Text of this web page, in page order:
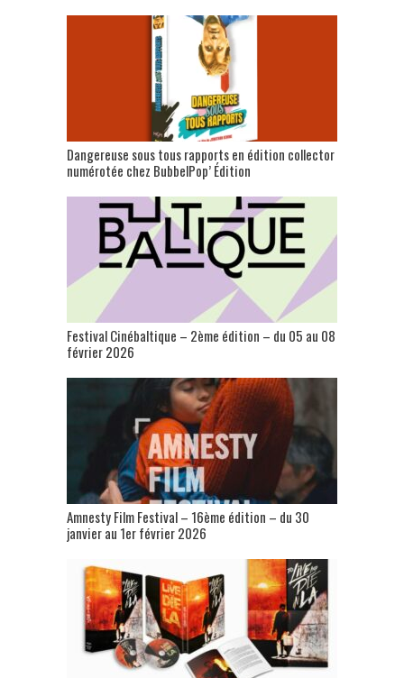
Dangereuse sous tous rapports en édition collector
numérotée chez BubbelPop’ Édition
Festival Cinébaltique – 2ème édition – du 05 au 08
février 2026
Amnesty Film Festival – 16ème édition – du 30
janvier au 1er février 2026